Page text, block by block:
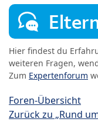
Hier findest du
weiteren Fragen,
Zum Expertenforum
Foren-Übersicht
Zurück zu „Rund